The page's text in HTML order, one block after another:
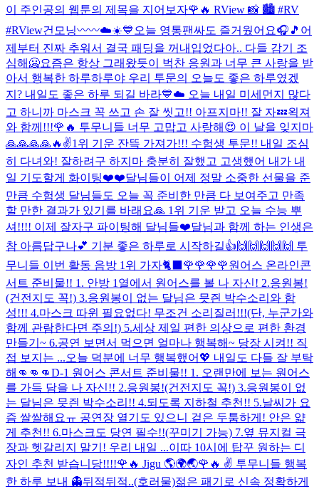
이 주인공의 웹툰의 제목을 지어보자🌹🔥 RView 📸 🏙 #RV
#RView건모닝〰〰☁️☀️💙 오늘 영통팬싸도 즐거웠어요🎧🎵 어
제부터 진짜 추워서 결국 패딩을 꺼내입었다아.. 다들 감기 조
심해🥶요즘은 항상 그래왔듯이 벅찬 응원과 너무 큰 사랑을 받
아서 행복한 하루하루야 우리 투문의 오늘도 좋은 하루였겠
지? 내일도 좋은 하루 되길 바라💙☁️ 오늘 내일 미세먼지 많다
고 하니까 마스크 꼭 쓰고 손 잘 씻고!! 아프지마!! 잘 자💤왹져
와 함께!!!🌹🔥 투무니들 너무 고맙고 사랑해😍 이 날을 잊지마
🙏🙏🙏🙏🔥✌️1위 기운 잔뜩 가져가!!! 수험생 투문!! 내일 조심
히 다녀와! 잘하려구 하지마 충분히 잘했고 고생했어 내가 내
일 기도할게 화이팅❤️❤️달님들이 어제 정말 소중한 선물을 준
만큼 수험생 달님들도 오늘 꼭 준비한 만큼 다 보여주고 만족
할 만한 결과가 있기를 바래요🙏 1위 기운 받고 오늘 수능 뿌
셔!!!! 이제 잘자구 파이팅해 달님들❤️달님과 함께 하는 인생은
참 아름답구나💕 기분 좋은 하루로 시작하길👍 🙌🙌🙌🙌🙌 투
무니들 이번 활동 음방 1위 가자🐈‍⬛🌹🌹🌹🌹원어스 온라인콘
서트 준비물!! 1. 안방 1열에서 원어스를 볼 나 자신! 2.응원봉!
(건전지도 꼭!) 3.응원봉이 없는 달님은 믓즨 박수소리와 함
성!!! 4.마스크 따윈 필요없다! 무조건 소리질러!!!(단, 누군가와
함께 관람한다면 주의!) 5.세상 제일 편한 의상으로 편한 환경
만들기~ 6.공연 보면서 먹으면 얼마나 행복해~ 당장 시켜!! 직
접 보지는 ...오늘 덕분에 너무 행복했어💖 내일도 다들 잘 부탁
해👊👊👊D-1 원어스 콘서트 준비물!! 1. 오랜만에 보는 원어스
를 가득 담을 나 자신!! 2.응원봉!(건전지도 꼭!) 3.응원봉이 없
는 달님은 믓즨 박수소리!! 4.되도록 지하철 추천!! 5.날씨가 요
즘 쌀쌀해요ㅠ 공연장 열기도 있으니 겉은 두툼하게! 안은 얇
게 추천!! 6.마스크도 당연 필수!!(꾸미기 가능) 7.옆 뮤지컬 극
장과 헷갈리지 말기! 우리 내일 ...이따 10시에 탑꾸 원하는 디
자인 추천 받습니당!!!!🌹🔥 Jigu 🌎🌍🌏🌹🔥 ✌️ 투무니들 행복
한 하루 보내 👻뒤적뒤적..(호러물)젊은 패기로 신속 정확하게